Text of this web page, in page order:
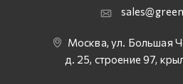
Москва, ул. Большая
д. 25, строение 97,